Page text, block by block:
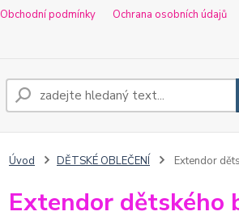
Obchodní podmínky Ochrana osobních údajů
Úvod DĚTSKÉ OBLEČENÍ Extendor
Extendor dětského